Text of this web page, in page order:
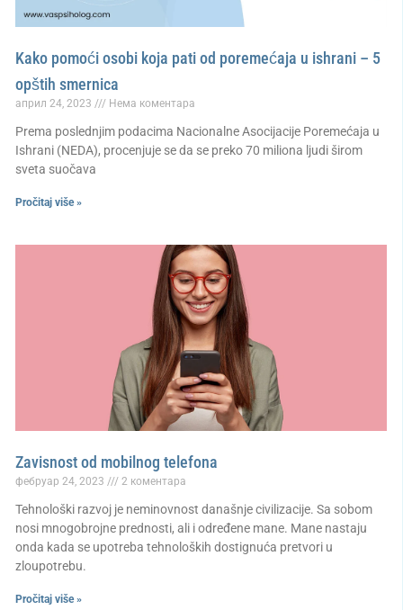
Kako pomoći osobi koja pati od poremećaja u ishrani – 5
opštih smernica
април 24, 2023 Нема коментара
Prema poslednjim podacima Nacionalne Asocijacije Poremećaja u
Ishrani (NEDA), procenjuje se da se preko 70 miliona ljudi širom
sveta suočava
Pročitaj više »
Zavisnost od mobilnog telefona
фебруар 24, 2023 2 коментара
Tehnološki razvoj je neminovnost današnje civilizacije. Sa sobom
nosi mnogobrojne prednosti, ali i određene mane. Mane nastaju
onda kada se upotreba tehnoloških dostignuća pretvori u
zloupotrebu.
Pročitaj više »